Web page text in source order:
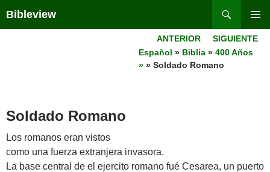
to
Bibleview
MENU
SIGUIENTE
ANTERIOR
Español » Biblia » 400 Años
» » Soldado Romano
Soldado Romano
Los romanos eran vistos
como una fuerza extranjera invasora.
La base central de el ejercito romano fué Cesarea, un puerto